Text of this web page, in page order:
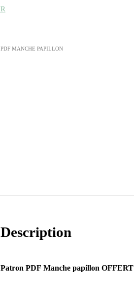
PDF MANCHE PAPILLON
Description
Patron PDF Manche papillon OFFERT